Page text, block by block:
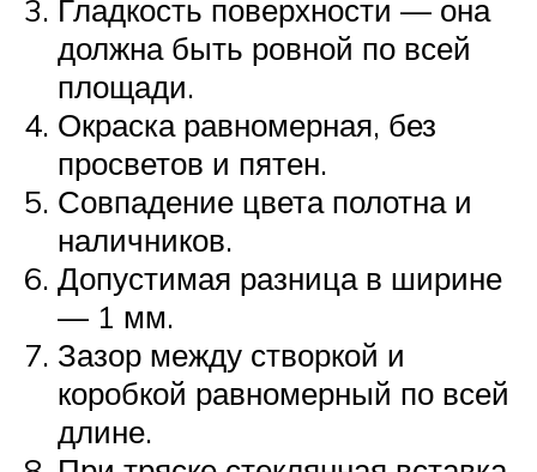
Гладкость поверхности — она
должна быть ровной по всей
площади.
Окраска равномерная, без
просветов и пятен.
Совпадение цвета полотна и
наличников.
Допустимая разница в ширине
— 1 мм.
Зазор между створкой и
коробкой равномерный по всей
длине.